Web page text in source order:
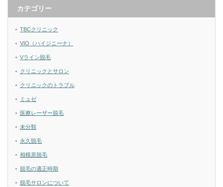
カテゴリー
TBCクリニック
VIO（ハイジニーナ）
Vライン脱毛
クリニックとサロン
クリニックのトラブル
ミュゼ
医療レーザー脱毛
未分類
永久脱毛
相模原脱毛
脱毛の適正時期
脱毛サロンについて